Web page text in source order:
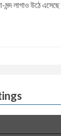
মন্দ লাগাও উঠে